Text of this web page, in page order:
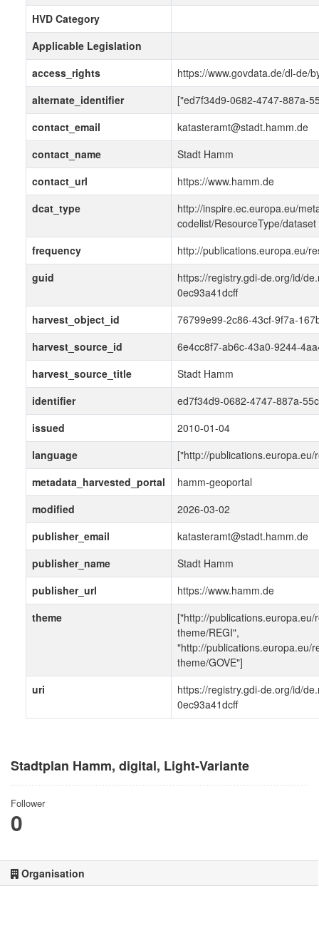
Stadtplan Hamm, digital, Light-Variante
Follower
0
Organisation
HVD Category
Applicable Legislation
access_rights
https://www.govdata.de/dl-de/
alternate_identifier
["ed7f34d9-0682-4747-887a-
contact_email
katasteramt@stadt.hamm.de
contact_name
Stadt Hamm
contact_url
https://www.hamm.de
dcat_type
http://inspire.ec.europa.eu/
codelist/ResourceType/dataset
frequency
http://publications.europa.eu/
guid
https://registry.gdi-de.org/id/
0ec93a41dcff
harvest_object_id
76799e99-2c86-43cf-9f7a-
harvest_source_id
6e4cc8f7-ab6c-43a0-9244-
harvest_source_title
Stadt Hamm
identifier
ed7f34d9-0682-4747-887a-
issued
2010-01-04
language
["http://
metadata_harvested_portal
hamm-geoportal
modified
2026-03-02
publisher_email
katasteramt@stadt.hamm.de
publisher_name
Stadt Hamm
publisher_url
https://www.hamm.de
theme
["http://
theme/REGI",
"http://publications.europa.eu/
theme/GOVE"]
uri
https://registry.gdi-de.org/id/
0ec93a41dcff